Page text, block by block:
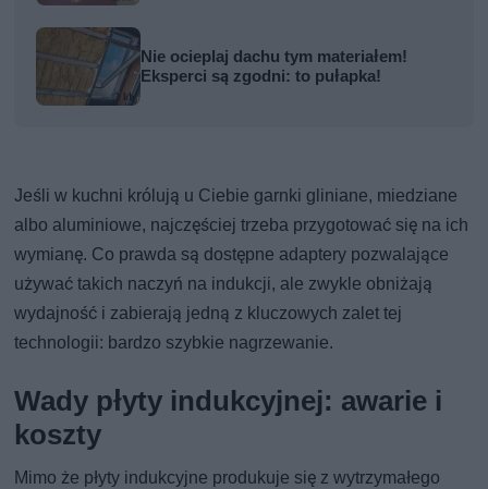
Nie ocieplaj dachu tym materiałem!
Eksperci są zgodni: to pułapka!
Jeśli w kuchni królują u Ciebie garnki gliniane, miedziane
albo aluminiowe, najczęściej trzeba przygotować się na ich
wymianę. Co prawda są dostępne adaptery pozwalające
używać takich naczyń na indukcji, ale zwykle obniżają
wydajność i zabierają jedną z kluczowych zalet tej
technologii: bardzo szybkie nagrzewanie.
Wady płyty indukcyjnej: awarie i
koszty
Mimo że płyty indukcyjne produkuje się z wytrzymałego